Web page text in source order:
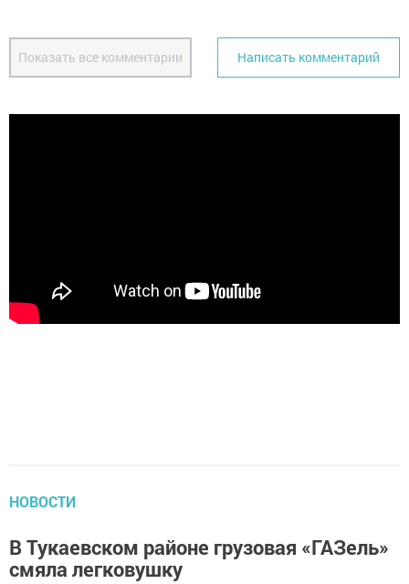
Показать все комментарии Написать комментарий
НОВОСТИ
В Тукаевском районе грузовая «ГАЗель»
смяла легковушку